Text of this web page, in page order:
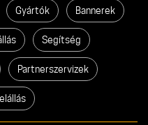
Gyártók Bannerek
Segítség
Partnerszervizek